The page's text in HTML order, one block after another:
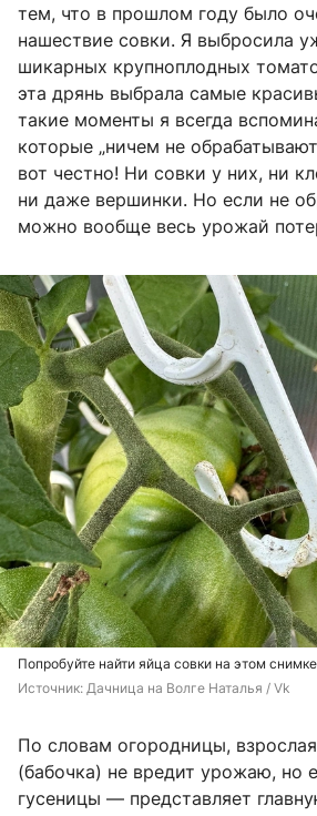
тем, что в прошлом году было
нашествие совки. Я выбросила
шикарных крупноплодных
эта дрянь выбрала самые
такие моменты я всегда
которые „ничем не
вот честно! Ни совки у них, ни
ни даже вершинки. Но если не
можно вообще весь урожай
Попробуйте найти яйца совки на этом снимке
Источник: Дачница на Волге Наталья / Vk
По словам огородницы,
(бабочка) не вредит урожаю, но
гусеницы — представляет